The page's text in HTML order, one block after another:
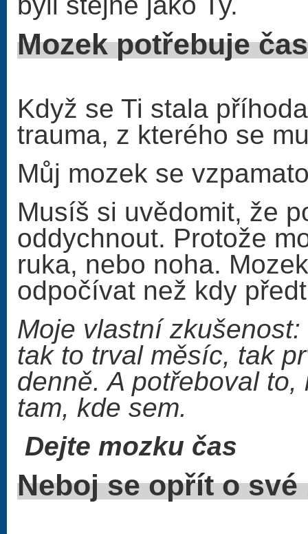
Mozek
Když se Ti stala
trauma, z kterého se
Můj mozek se
Musíš si uvědomit, že
oddychnout. Protože
ruka, nebo noha.
odpočívat než kdy
Moje vlastní
tak to trval měsíc, tak
denně. A potřeboval
tam, kde sem.
Dejte mozku čas
Neboj se